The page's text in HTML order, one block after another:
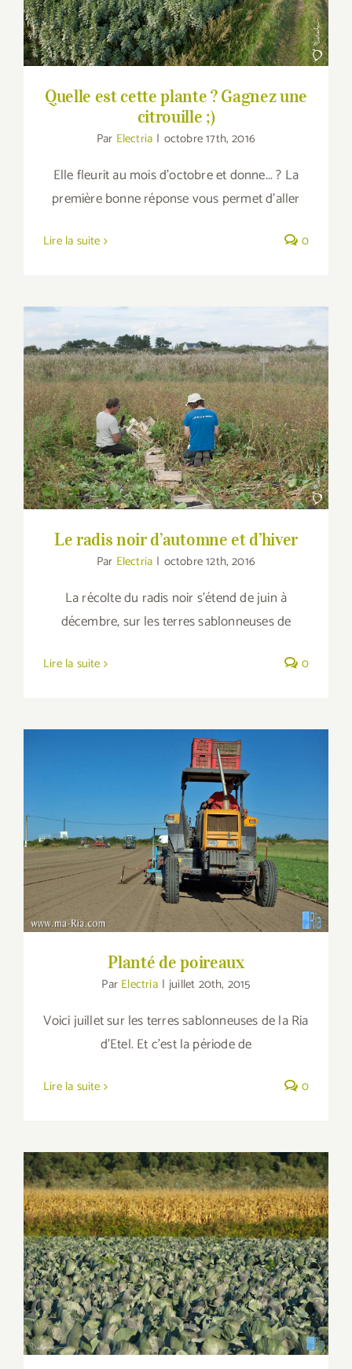
Quelle est cette plante ? Gagnez une
citrouille ;)
Par Electria | octobre 17th, 2016
Elle fleurit au mois d'octobre et donne... ? La
première bonne réponse vous permet d'aller
Lire la suite 0
Le radis noir d’automne et d’hiver
Le radis noir d’automne et d’hiver
Par Electria | octobre 12th, 2016
La récolte du radis noir s’étend de juin à
décembre, sur les terres sablonneuses de
Lire la suite 0
Planté de poireaux
Planté de poireaux
Par Electria | juillet 20th, 2015
Voici juillet sur les terres sablonneuses de la Ria
d'Etel. Et c'est la période de
Lire la suite 0
Le légume de saison, c’est bon. C’est tout